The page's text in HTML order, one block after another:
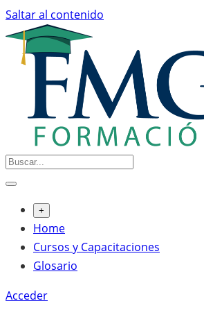
Saltar al contenido
+
Home
Cursos y Capacitaciones
Glosario
Acceder